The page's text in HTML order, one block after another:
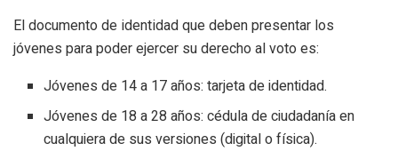
El documento de identidad que deben presentar los
jóvenes para poder ejercer su derecho al voto es:
Jóvenes de 14 a 17 años: tarjeta de identidad.
Jóvenes de 18 a 28 años: cédula de ciudadanía en
cualquiera de sus versiones (digital o física).